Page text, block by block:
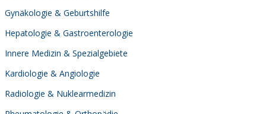
Gynäkologie & Geburtshilfe
Hepatologie & Gastroenterologie
Innere Medizin & Spezialgebiete
Kardiologie & Angiologie
Radiologie & Nuklearmedizin